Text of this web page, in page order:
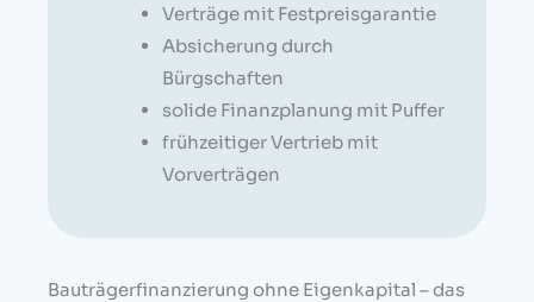
Verträge mit Festpreisgarantie
Absicherung durch
Bürgschaften
solide Finanzplanung mit Puffer
frühzeitiger Vertrieb mit
Vorverträgen
Bauträgerfinanzierung ohne Eigenkapital – das